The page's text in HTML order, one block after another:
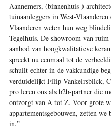
Aannemers, (binnenhuis-)
tuinaanleggers in West-
Vlaanderen weten hun weg
Tegelhuis. De showroom van
aanbod van hoogkwalitatieve
spreekt nu eenmaal tot de
schuilt echter in de vakkundige
verduidelijkt Filip Vankeirsbilck,
pro­ leren ons als b2b-partner die
ontzorgt van A tot Z. Voor grote
appartementsgebouwen, zetten
in.”